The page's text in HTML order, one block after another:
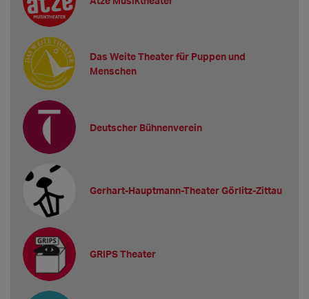
Das Weite Theater für Puppen und
Menschen
Deutscher Bühnenverein
Gerhart-Hauptmann-Theater Görlitz-Zittau
GRIPS Theater